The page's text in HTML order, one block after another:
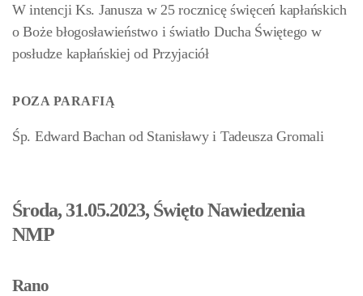
W intencji Ks. Janusza w 25 rocznicę święceń kapłańskich
o Boże błogosławieństwo i światło Ducha Świętego w
posłudze kapłańskiej od Przyjaciół
POZA PARAFIĄ
Śp. Edward Bachan od Stanisławy i Tadeusza Gromali
Środa, 31.05.2023, Święto Nawiedzenia
NMP
Rano